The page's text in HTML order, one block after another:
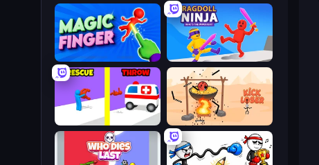
Ragdoll Ninja: Imposter Hero
Magic Finger 3D
Kick Loser
Rescue Throw